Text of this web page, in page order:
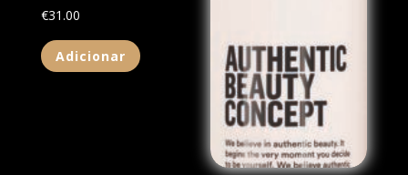
€31.00
Adicionar